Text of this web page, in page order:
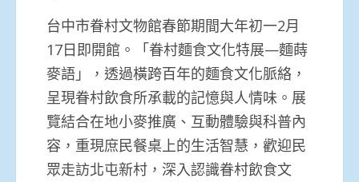
台中市眷村文物館春節期間大年初一2月
17日即開館。「眷村麵食文化特展—麵蒔
麥語」，透過橫跨百年的麵食文化脈絡，
呈現眷村飲食所承載的記憶與人情味。展
覽結合在地小麥推廣、互動體驗與科普內
容，重現庶民餐桌上的生活智慧，歡迎民
眾走訪北屯新村， 深入認識眷村飲食文